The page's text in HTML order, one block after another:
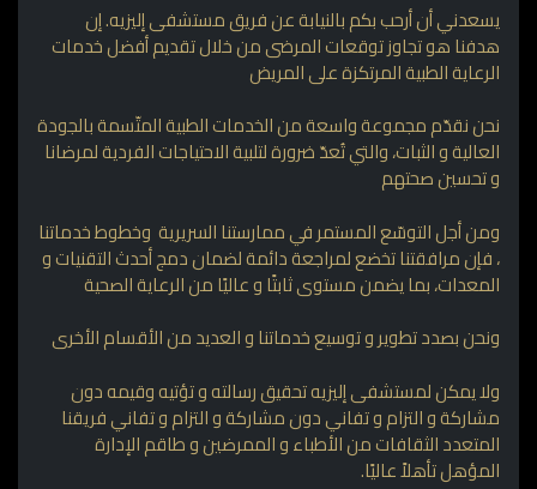
يسعدني أن أرحب بكم بالنيابة عن فريق مستشفى إليزيه. إن
هدفنا هو تجاوز توقعات المرضى من خلال تقديم أفضل خدمات
الرعاية الطبية المرتكزة على المريض
نحن نقدّم مجموعة واسعة من الخدمات الطبية المتّسمة بالجودة
العالية و الثبات، والتي تُعدّ ضرورة لتلبية الاحتياجات الفردية لمرضانا
و تحسين صحتهم
ومن أجل التوسّع المستمر في ممارستنا السريرية وخطوط خدماتنا
، فإن مرافقتنا تخضع لمراجعة دائمة لضمان دمج أحدث التقنيات و
المعدات، بما يضمن مستوى ثابتًا و عاليًا من الرعاية الصحية
ونحن بصدد تطوير و توسيع خدماتنا و العديد من الأقسام الأخرى
ولا يمكن لمستشفى إليزيه تحقيق رسالته و تؤتيه وقيمه دون
مشاركة و التزام و تفاني دون مشاركة و التزام و تفاني فريقنا
المتعدد الثقافات من الأطباء و الممرضين و طاقم الإدارة
المؤهل تأهلاً عاليًا.